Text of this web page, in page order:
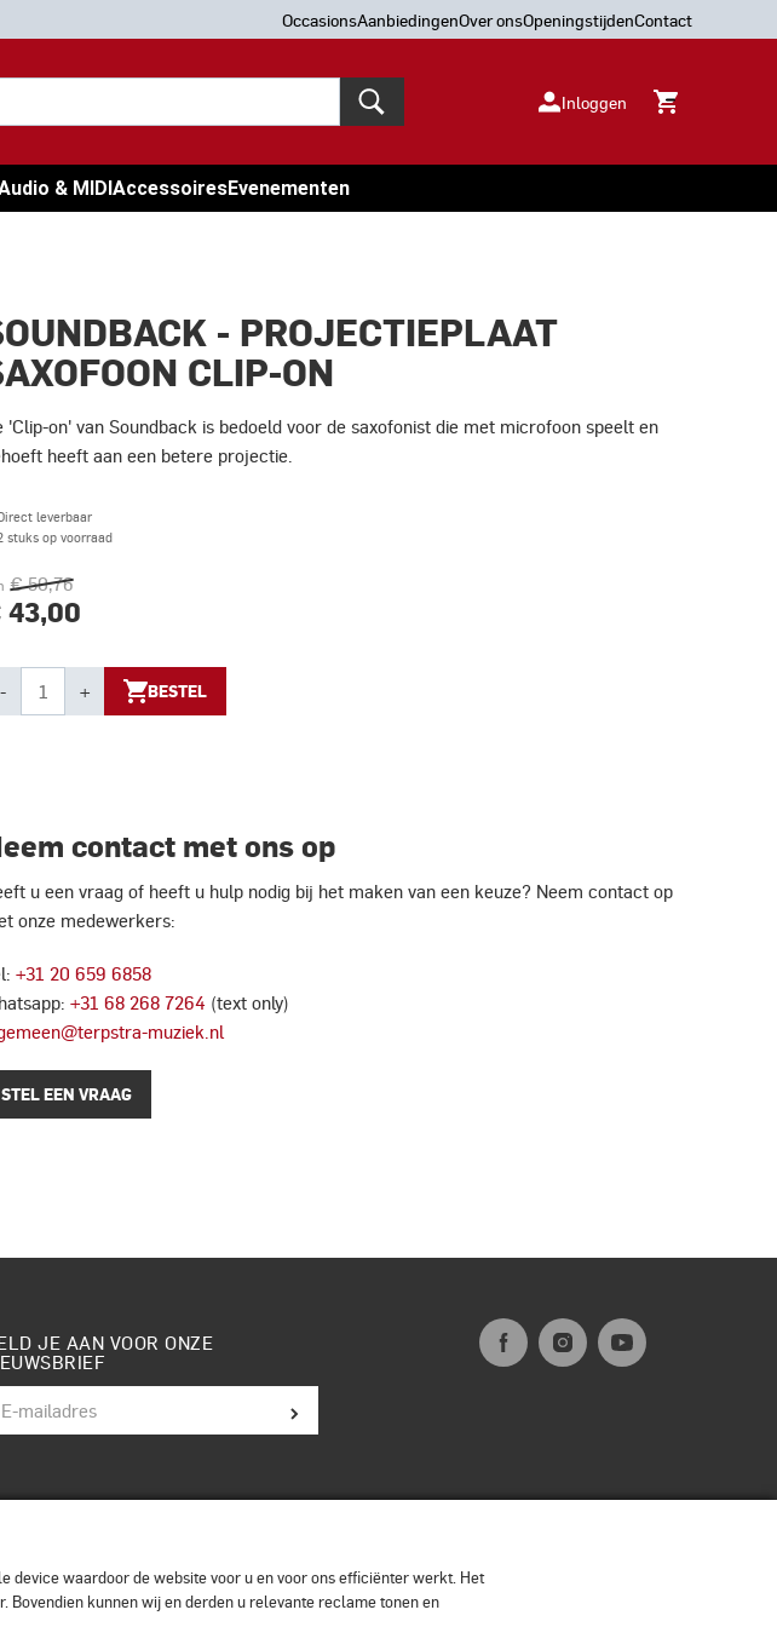
device waardoor de website voor u en voor ons efficiënter werkt. Het
kunnen wij en derden u relevante reclame tonen en
OccasionsAanbiedingenOver onsOpeningstijdenContact
Inloggen
& MIDIAccessoiresEvenementen
- PROJECTIEPLAAT
CLIP-ON
'Clip-on' van Soundback is bedoeld voor de saxofonist die met microfoon speelt en
heeft aan een betere projectie.
leverbaar
stuks op voorraad
€ 50,76
43,00
- + BESTEL
contact met ons op
u een vraag of heeft u hulp nodig bij het maken van een keuze? Neem contact op
onze medewerkers:
+31 20 659 6858
+31 68 268 7264 (text only)
muziek.nl
STEL EEN VRAAG
JE AAN VOOR ONZE